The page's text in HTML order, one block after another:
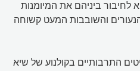
לחיבור ביניהם את המיומנות
והשובבות המעט קשוחה
התרבותיים בקולנוע של שיא